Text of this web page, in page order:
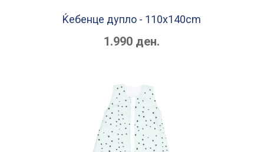
Ќебенце дупло - 110х140cm
1.990 ден.